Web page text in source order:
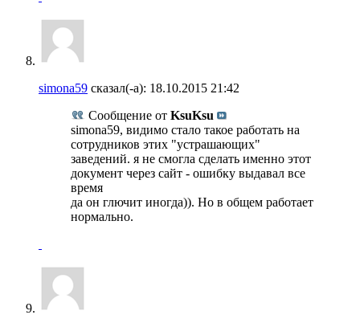
simona59 сказал(-а): 18.10.2015 21:42
Сообщение от KsuKsu
simona59, видимо стало такое работать на
сотрудников этих "устрашающих"
заведений. я не смогла сделать именно этот
документ через сайт - ошибку выдавал все
время
да он глючит иногда)). Но в общем работает
нормально.